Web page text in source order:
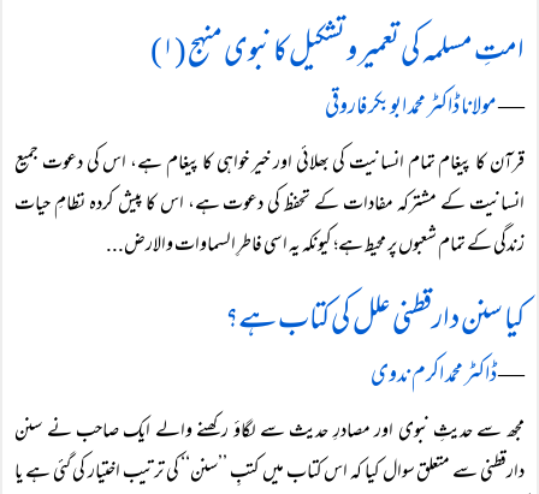
امتِ مسلمہ کی تعمیر و تشکیل کا نبوی منہج (۱)
―مولانا ڈاکٹر محمد ابوبکر فاروقی
قرآن کا پیغام تمام انسانیت کی بھلائی اور خیر خواہی کا پیغام ہے، اس کی دعوت جمیع
انسانیت کے مشترکہ مفادات کے تحفظ کی دعوت ہے، اس کا پیش کردہ نظامِ حیات
زندگی کے تمام شعبوں پر محیط ہے؛ کیونکہ یہ اسی فاطرِ السماوات والارض...
کیا سنن دارقطنی علل کی کتاب ہے؟
―ڈاکٹر محمد اکرم ندوی
مجھ سے حدیثِ نبوی اور مصادرِ حدیث سے لگاؤ رکھنے والے ایک صاحب نے سنن
دارقطنی سے متعلق سوال کیا کہ اس کتاب میں کتبِ ’’سنن‘‘ کی ترتیب اختیار کی گئی ہے یا